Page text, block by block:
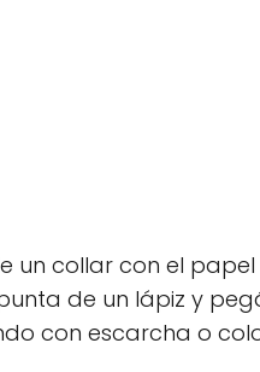
un collar con el
de un lápiz y
con escarcha o